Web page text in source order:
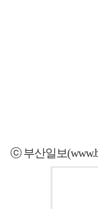
ⓒ 부산일보